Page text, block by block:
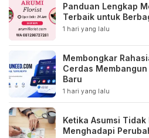
Panduan Lengkap
Terbaik untuk
1 hari yang lalu
Membongkar
Cerdas
Baru
1 hari yang lalu
Ketika Asumsi
Menghadapi